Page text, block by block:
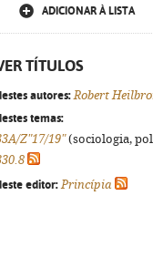
ADICIONAR À LISTA
TÍTULOS
autores:Robert
temas:
Z"17/19"(sociologia,
editor: Princípia